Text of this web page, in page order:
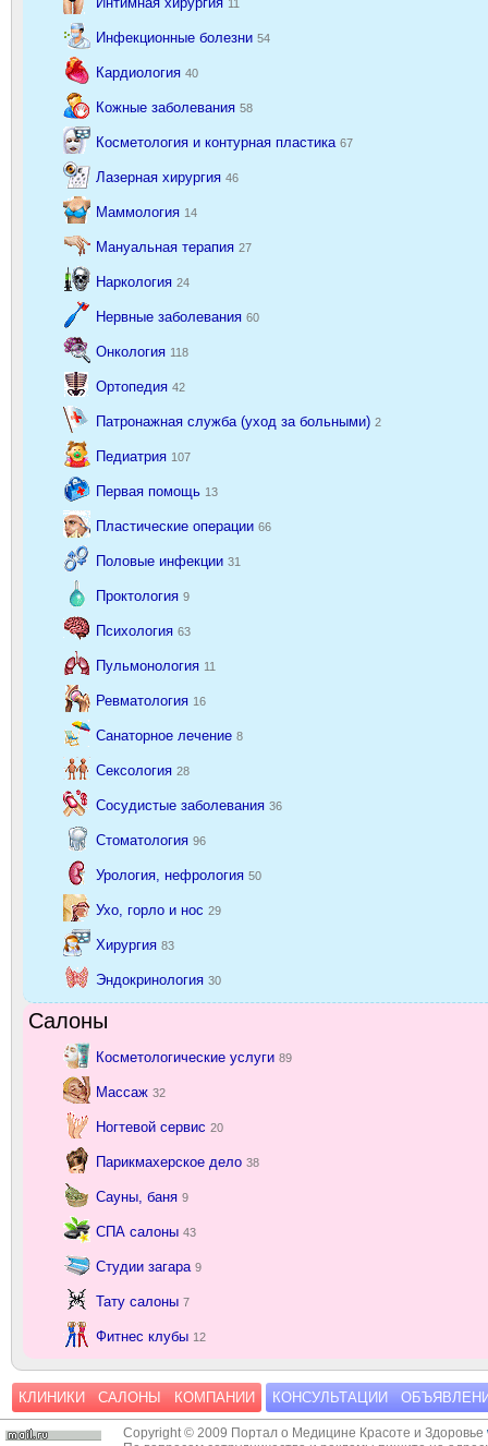
11
Инфекционные болезни 54
Кардиология 40
Кожные заболевания 58
Косметология и контурная пластика 67
Лазерная хирургия 46
Маммология 14
Мануальная терапия 27
Наркология 24
Нервные заболевания 60
Онкология 118
Ортопедия 42
Патронажная служба (уход за больными) 2
Педиатрия 107
Первая помощь 13
Пластические операции 66
Половые инфекции 31
Проктология 9
Психология 63
Пульмонология 11
Ревматология 16
Санаторное лечение 8
Сексология 28
Сосудистые заболевания 36
Стоматология 96
Урология, нефрология 50
Ухо, горло и нос 29
Хирургия 83
Эндокринология 30
Салоны
Косметологические услуги 89
Массаж 32
Ногтевой сервис 20
Парикмахерское дело 38
Сауны, баня 9
СПА салоны 43
Студии загара 9
Тату салоны 7
Фитнес клубы 12
КЛИНИКИ САЛОНЫ КОМПАНИИ КОНСУЛЬТАЦИИ
Copyright © 2009 Портал о Медицине Красоте и Здоровье